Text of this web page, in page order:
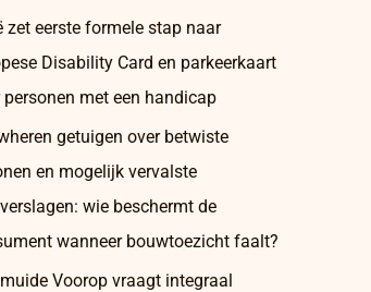
zet eerste formele stap naar
Disability Card en parkeerkaart
personen met een handicap
getuigen over betwiste
en mogelijk vervalste
wie beschermt de
wanneer bouwtoezicht faalt?
Voorop vraagt integraal